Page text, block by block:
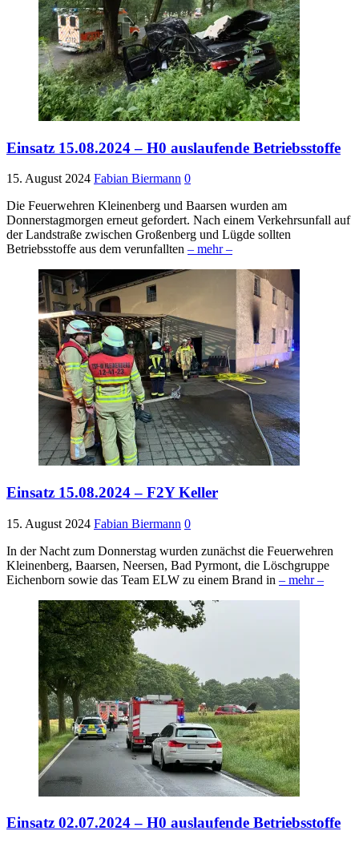
Einsatz 15.08.2024 – H0 auslaufende Betriebsstoffe
15. August 2024 Fabian Biermann 0
Die Feuerwehren Kleinenberg und Baarsen wurden am
Donnerstagmorgen erneut gefordert. Nach einem Verkehrsunfall auf
der Landstraße zwischen Großenberg und Lügde sollten
Betriebsstoffe aus dem verunfallten – mehr –
Einsatz 15.08.2024 – F2Y Keller
15. August 2024 Fabian Biermann 0
In der Nacht zum Donnerstag wurden zunächst die Feuerwehren
Kleinenberg, Baarsen, Neersen, Bad Pyrmont, die Löschgruppe
Eichenborn sowie das Team ELW zu einem Brand in – mehr –
Einsatz 02.07.2024 – H0 auslaufende Betriebsstoffe